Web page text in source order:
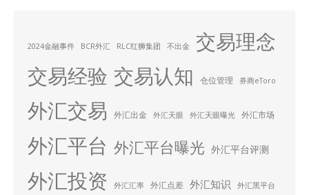
2024金融事件 BCR外汇 RLC红狮集团 不出金
交易理念
交易经验 交易认知 仓位管理 券商eToro
外汇交易 外汇出金 外汇天眼 外汇天眼曝光 外汇市场
外汇平台 外汇平台曝光 外汇平台评测
外汇投资 外汇汇率 外汇点差 外汇知识 外汇黑平台